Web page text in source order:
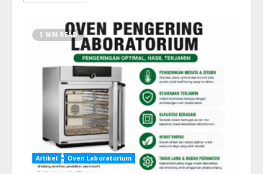
5 MIN READ
Artikel Oven Laboratorium